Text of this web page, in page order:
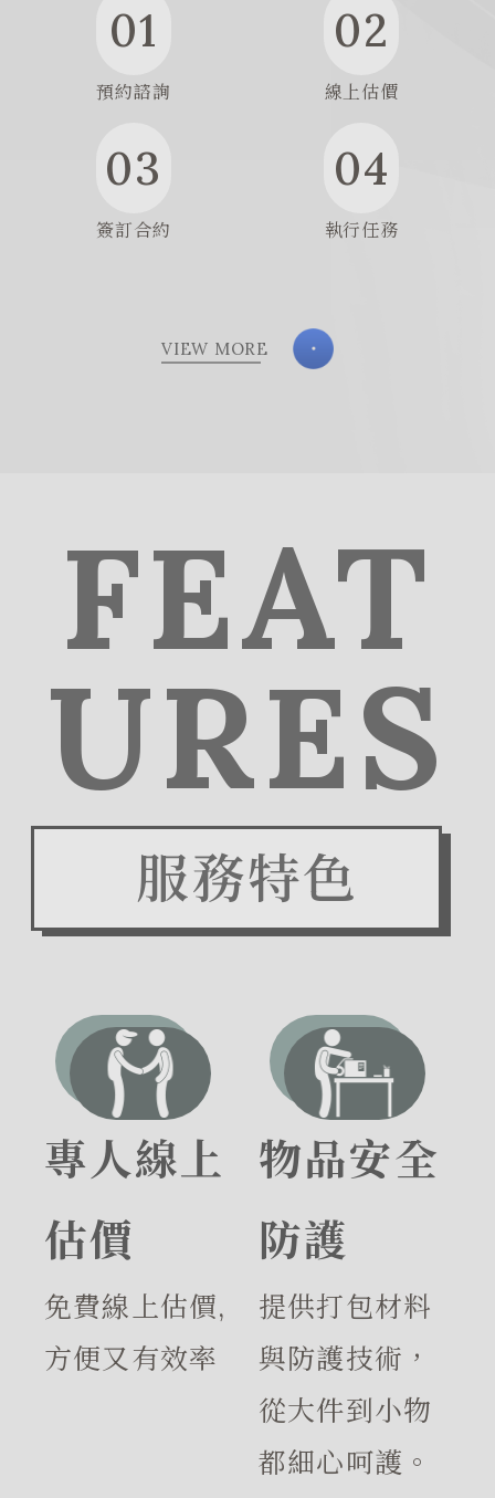
01
預約諮詢
02
線上估價
03
簽訂合約
04
執行任務
VIEW MORE
FEAT
URES
服務特色
專人線上
估價
免費線上估價,
方便又有效率
物品安全
防護
提供打包材料
與防護技術，
從大件到小物
都細心呵護。